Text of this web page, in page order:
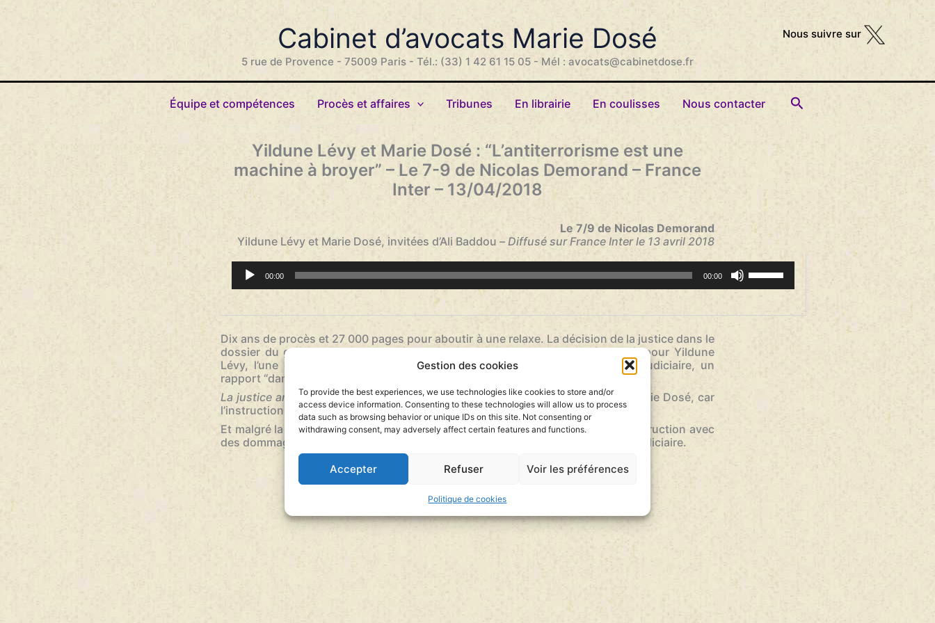
Gestion des cookies
To provide the best experiences, we use technologies like cookies to store and/or
access device information. Consenting to these technologies will allow us to process
data such as browsing behavior or unique IDs on this site. Not consenting or
withdrawing consent, may adversely affect certain features and functions.
Accepter Refuser Voir les préférences
Politique de cookies
Aller
Cabinet d’avocats Marie Dosé
5 rue de Provence - 75009 Paris - Tél.: (33) 1 42 61 15 05 - Mél : avocats@cabinetdose.fr
Nous suivre sur
Équipe et compétences Procès et affaires Tribunes En librairie En coulisses Nous contacter Rechercher
Yildune Lévy et Marie Dosé : “L’antiterrorisme est une
machine à broyer” – Le 7-9 de Nicolas Demorand – France
Inter – 13/04/2018
Le 7/9 de Nicolas Demorand
Yildune Lévy et Marie Dosé, invitées d’Ali Baddou – Diffusé sur France Inter le 13 avril 2018
Lecteur
audio
00:00 00:00
les
Dix ans de procès et 27 000 pages pour aboutir à une relaxe. La décision de la justice dans le
dossier du groupe de Tarnac après le sabotage d’une ligne SNCF démontré, pour Yildune
Lévy, l’une des principales mises en cause, le lien entre renseignement et judiciaire, un
rapport “dangereux”, comparable à la Stasi.
La justice antiterroriste est une machine à broyerconfirme son avocate, Me Marie Dosé, car
l’instruction à décharge y a été très compliquée.
Et malgré la relaxe, rien n’est réparé pour Yildune Lévy qui sort de dix ans d’instruction avec
des dommages irréparables et une solide “validation des acquis d’expérience” judiciaire.